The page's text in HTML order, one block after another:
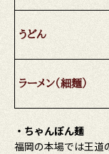
うどん
ラーメン（細麺）
・ちゃんぽん麺
福岡の本場では王道